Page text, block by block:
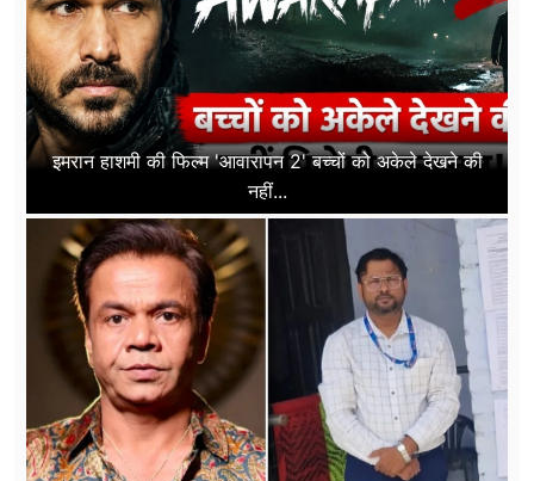
इमरान हाशमी की फिल्म 'आवारापन 2' बच्चों को अकेले देखने की
नहीं...